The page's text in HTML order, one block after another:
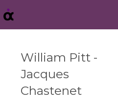
William Pitt -
Jacques
Chastenet